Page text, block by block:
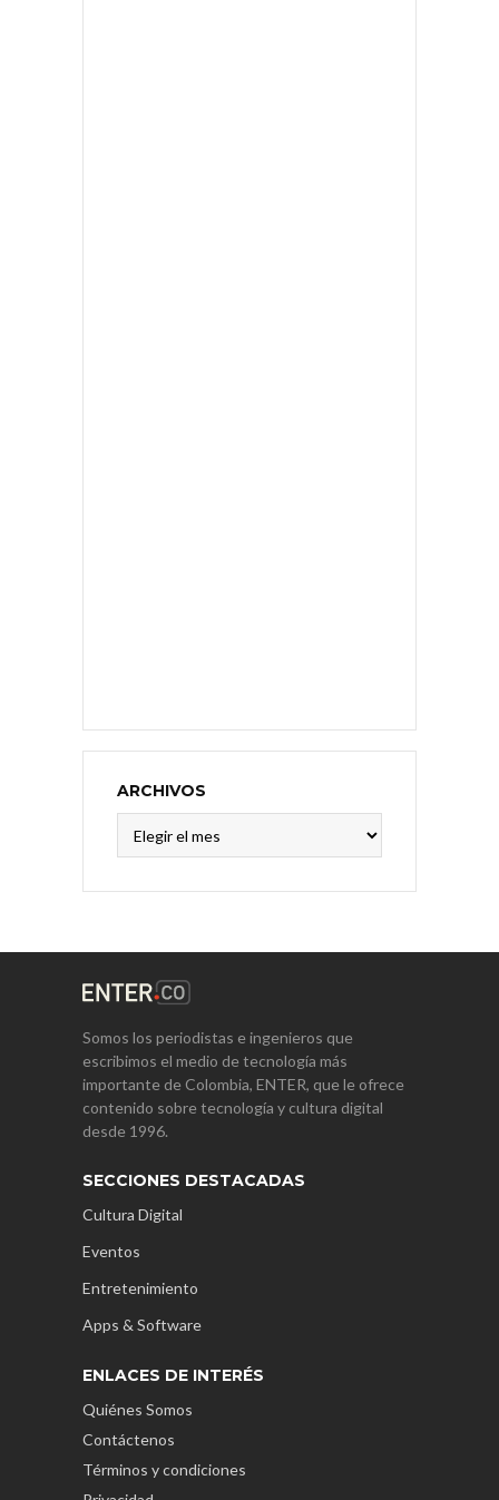
ARCHIVOS
Somos los periodistas e ingenieros que
escribimos el medio de tecnología más
importante de Colombia, ENTER, que le ofrece
contenido sobre tecnología y cultura digital
desde 1996.
SECCIONES DESTACADAS
Cultura Digital
Eventos
Entretenimiento
Apps & Software
ENLACES DE INTERÉS
Quiénes Somos
Contáctenos
Términos y condiciones